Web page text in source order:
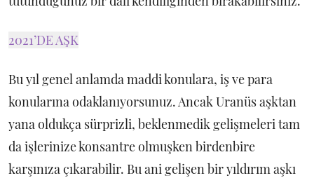
2021’DE AŞK
Bu yıl genel anlamda maddi konulara, iş ve para
konularına odaklanıyorsunuz. Ancak Uranüs aşktan
yana oldukça sürprizli, beklenmedik gelişmeleri tam
da işlerinize konsantre olmuşken birdenbire
karşınıza çıkarabilir. Bu ani gelişen bir yıldırım aşkı